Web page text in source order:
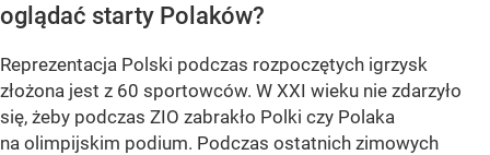
oglądać starty Polaków?
Reprezentacja Polski podczas rozpoczętych igrzysk
złożona jest z 60 sportowców. W XXI wieku nie zdarzyło
się, żeby podczas ZIO zabrakło Polki czy Polaka
na olimpijskim podium. Podczas ostatnich zimowych